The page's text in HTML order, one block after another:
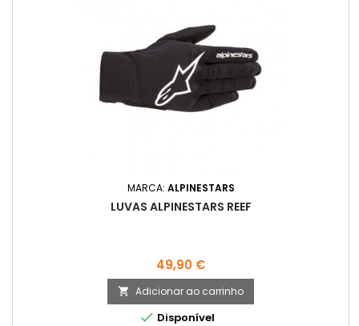
MARCA: ALPINESTARS
LUVAS ALPINESTARS REEF
Preço
49,90 €
 Adicionar ao carrinho
 Disponível